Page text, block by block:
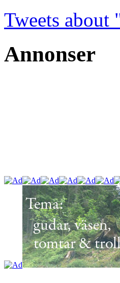
Tweets about
Annonser